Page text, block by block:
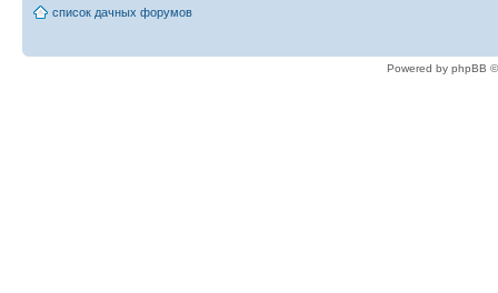
список дачных форумов
Powered by phpBB